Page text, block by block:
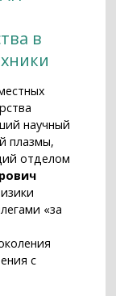
в
научный
плазмы,
отделом
«за
с